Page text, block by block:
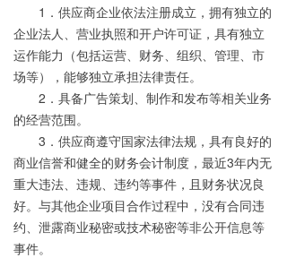
1．供应商企业依法注册成立，拥有独立的
企业法人、营业执照和开户许可证，具有独立
运作能力（包括运营、财务、组织、管理、市
场等），能够独立承担法律责任。
2．具备广告策划、制作和发布等相关业务
的经营范围。
3．供应商遵守国家法律法规，具有良好的
商业信誉和健全的财务会计制度，最近3年内无
重大违法、违规、违约等事件，且财务状况良
好。与其他企业项目合作过程中，没有合同违
约、泄露商业秘密或技术秘密等非公开信息等
事件。